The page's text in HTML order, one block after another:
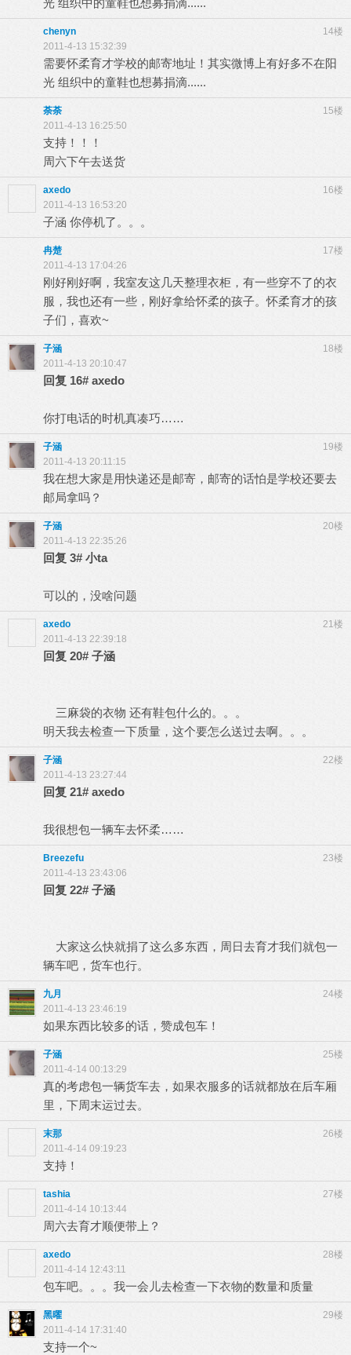
光 组织中的童鞋也想募捐滴......
14楼
chenyn
2011-4-13 15:32:39
需要怀柔育才学校的邮寄地址！其实微博上有好多不在阳
光 组织中的童鞋也想募捐滴......
15楼
荼荼
2011-4-13 16:25:50
支持！！！
周六下午去送货
16楼
axedo
2011-4-13 16:53:20
子涵 你停机了。。。
17楼
冉楚
2011-4-13 17:04:26
刚好刚好啊，我室友这几天整理衣柜，有一些穿不了的衣
服，我也还有一些，刚好拿给怀柔的孩子。怀柔育才的孩
子们，喜欢~
18楼
子涵
2011-4-13 20:10:47
回复 16# axedo
你打电话的时机真凑巧……
19楼
子涵
2011-4-13 20:11:15
我在想大家是用快递还是邮寄，邮寄的话怕是学校还要去
邮局拿吗？
20楼
子涵
2011-4-13 22:35:26
回复 3# 小ta
可以的，没啥问题
21楼
axedo
2011-4-13 22:39:18
回复 20# 子涵
三麻袋的衣物 还有鞋包什么的。。。
明天我去检查一下质量，这个要怎么送过去啊。。。
22楼
子涵
2011-4-13 23:27:44
回复 21# axedo
我很想包一辆车去怀柔……
23楼
Breezefu
2011-4-13 23:43:06
回复 22# 子涵
大家这么快就捐了这么多东西，周日去育才我们就包一
辆车吧，货车也行。
24楼
九月
2011-4-13 23:46:19
如果东西比较多的话，赞成包车！
25楼
子涵
2011-4-14 00:13:29
真的考虑包一辆货车去，如果衣服多的话就都放在后车厢
里，下周末运过去。
26楼
末那
2011-4-14 09:19:23
支持！
27楼
tashia
2011-4-14 10:13:44
周六去育才顺便带上？
28楼
axedo
2011-4-14 12:43:11
包车吧。。。我一会儿去检查一下衣物的数量和质量
29楼
黑曜
2011-4-14 17:31:40
支持一个~